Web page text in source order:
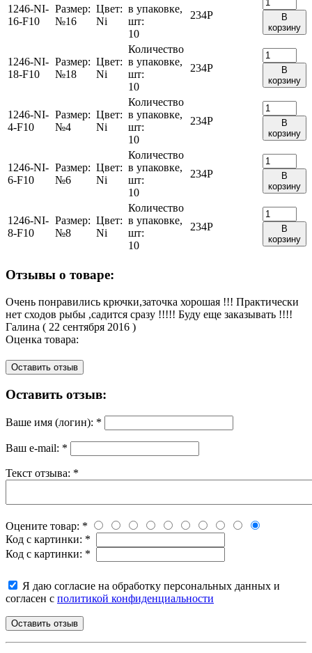
1246-NI-
16-F10
Размер:
№16
Цвет:
Ni
в упаковке,
шт:
10
234Р
В
корзину
1246-NI-
18-F10
Размер:
№18
Цвет:
Ni
Количество
в упаковке,
шт:
10
234Р
В
корзину
1246-NI-
4-F10
Размер:
№4
Цвет:
Ni
Количество
в упаковке,
шт:
10
234Р
В
корзину
1246-NI-
6-F10
Размер:
№6
Цвет:
Ni
Количество
в упаковке,
шт:
10
234Р
В
корзину
1246-NI-
8-F10
Размер:
№8
Цвет:
Ni
Количество
в упаковке,
шт:
10
234Р
В
корзину
Отзывы о товаре:
Очень понравились крючки,заточка хорошая !!! Практически
нет сходов рыбы ,садится сразу !!!!! Буду еще заказывать !!!!
Галина ( 22 сентября 2016 )
Оценка товара:
Оставить отзыв
Оставить отзыв:
Ваше имя (логин): *
Ваш e-mail: *
Текст отзыва: *
Оцените товар: *
Код с картинки: *
Код с картинки: *
Я даю согласие на обработку персональных данных и
согласен с политикой конфиденциальности